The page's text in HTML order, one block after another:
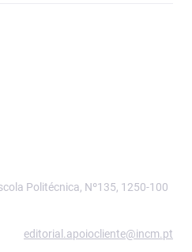
Politécnica, Nº135, 1250-100
editorial.apoiocliente@incm.pt